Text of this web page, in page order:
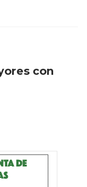
con